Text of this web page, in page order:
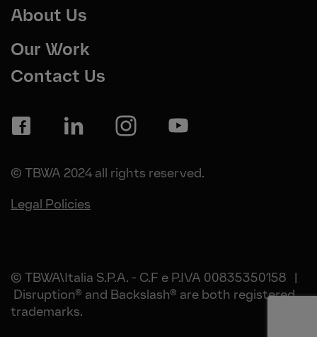
About Us
Our Work
Contact Us
© TBWA 2024 all rights reserved.
Legal Policies
© TBWA\Italia S.P.A. - C.F e P.IVA 00835350158 |
Disruption® and Backslash® are both registered
trademarks.